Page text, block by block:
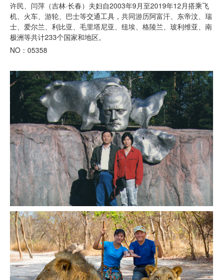
许民、闫萍（吉林·长春）夫妇自2003年9月至2019年12月搭乘飞
机、火车、游轮、巴士等交通工具，共同游历阿富汗、东帝汶、瑞
士、爱尔兰、利比亚、毛里塔尼亚、纽埃、格陵兰、玻利维亚、南
极洲等共计233个国家和地区。
NO：05358